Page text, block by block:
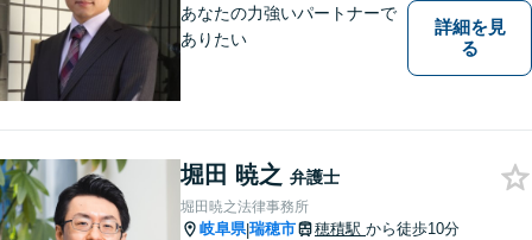
あなたの力強いパートナーで
ありたい
詳細を見
る
堀田 暁之 弁護士
堀田暁之法律事務所
岐阜県|瑞穂市 穂積駅 から徒歩10分